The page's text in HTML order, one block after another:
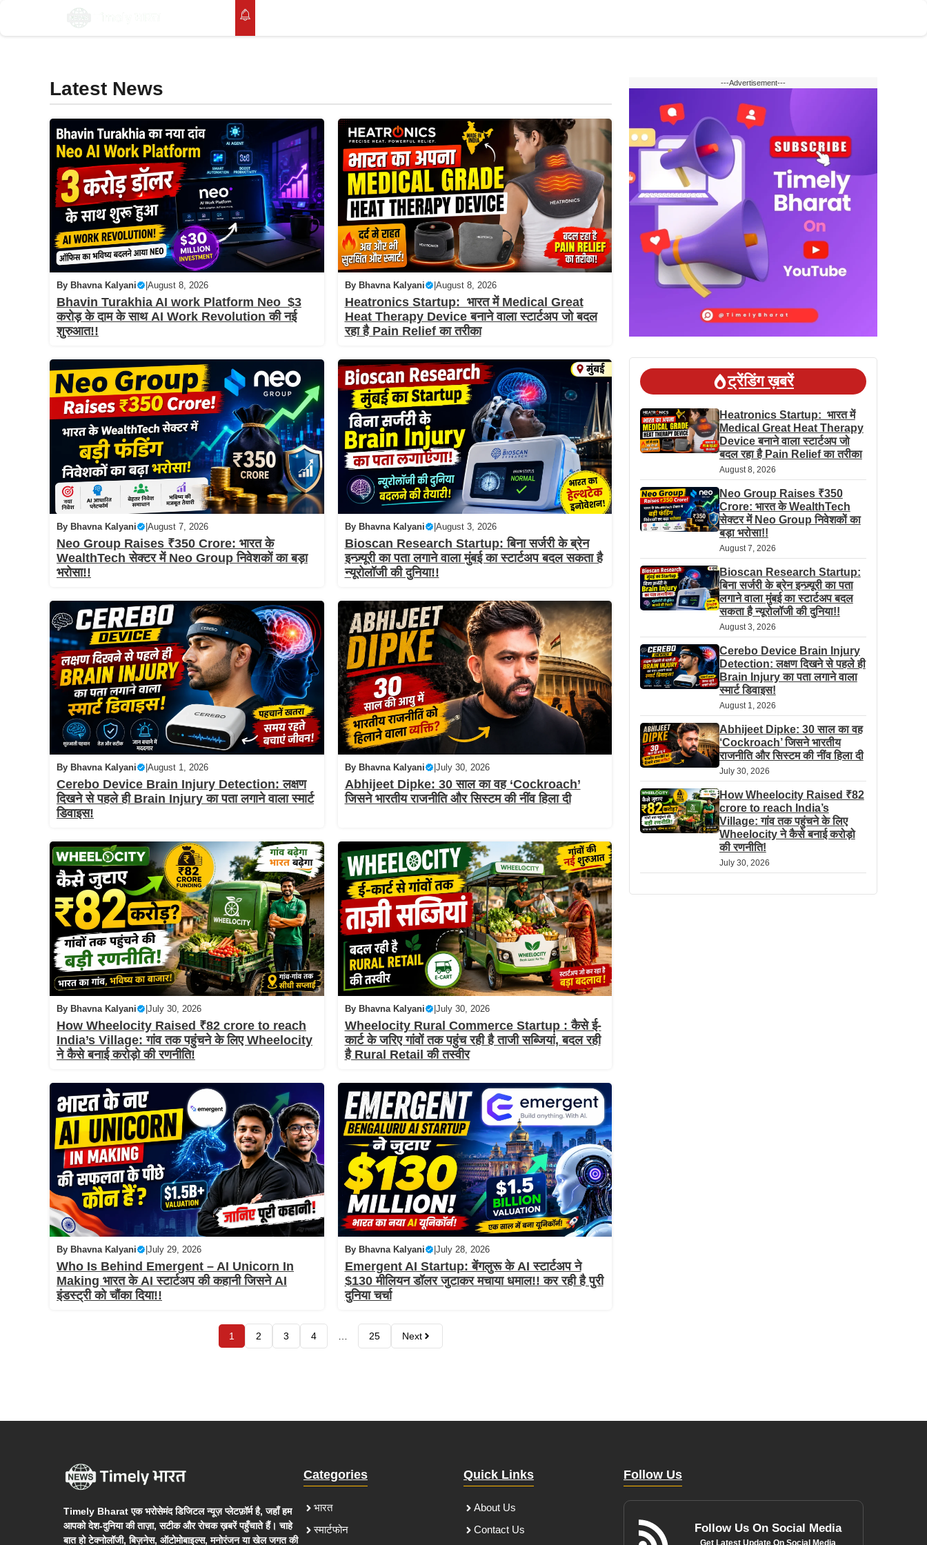
to
Latest News
By Bhavna Kalyani August 8, 2026
Bhavin Turakhia AI work Platform Neo $3
करोड़ के दाम के साथ AI Work Revolution की नई
शुरुआत!!
By Bhavna Kalyani | August 8, 2026
Heatronics Startup: भारत में Medical Great
Heat Therapy Device बनाने वाला स्टार्टअप जो बदल
रहा है Pain Relief का तरीका
By Bhavna Kalyani |August 7, 2026
Neo Group Raises ₹350 Crore: भारत के
WealthTech सेक्टर में Neo Group निवेशकों का बड़ा
भरोसा!!
By Bhavna Kalyani |August 3, 2026
Bioscan Research Startup: बिना सर्जरी के ब्रेन
इन्ज़्यूरी का पता लगाने वाला मुंबई का स्टार्टअप बदल सकता है
न्यूरोलॉजी की दुनिया!!
By Bhavna Kalyani August 1, 2026
Cerebo Device Brain Injury Detection: लक्षण
दिखने से पहले ही Brain Injury का पता लगाने वाला स्मार्ट
डिवाइस!
By Bhavna Kalyani | July 30, 2026
Abhijeet Dipke: 30 साल का वह ‘Cockroach’
जिसने भारतीय राजनीति और सिस्टम की नींव हिला दी
By Bhavna Kalyani July 30, 2026
How Wheelocity Raised ₹82 crore to reach
India’s Village: गांव तक पहुंचने के लिए Wheelocity
ने कैसे बनाई करोड़ो की रणनीति!
By Bhavna Kalyani | July 30, 2026
Wheelocity Rural Commerce Startup : कैसे ई-
कार्ट के जरिए गांवों तक पहुंच रही है ताजी सब्जियां, बदल रही
है Rural Retail की तस्वीर
By Bhavna Kalyani July 29, 2026
Who Is Behind Emergent – AI Unicorn In
Making भारत के AI स्टार्टअप की कहानी जिसने AI
इंडस्ट्री को चौंका दिया!!
By Bhavna Kalyani | July 28, 2026
Emergent AI Startup: बेंगलुरू के AI स्टार्टअप ने
$130 मीलियन डॉलर जुटाकर मचाया धमाल!! कर रही है पुरी
दुनिया चर्चा
1 2 3 4 … 25 Next
---Advertisement---
ट्रेंडिंग ख़बरें
Heatronics Startup: भारत में
Medical Great Heat Therapy
Device बनाने वाला स्टार्टअप जो
बदल रहा है Pain Relief का तरीका
August 8, 2026
Neo Group Raises ₹350
Crore: भारत के WealthTech
सेक्टर में Neo Group निवेशकों का
बड़ा भरोसा!!
August 7, 2026
Bioscan Research Startup:
बिना सर्जरी के ब्रेन इन्ज़्यूरी का पता
लगाने वाला मुंबई का स्टार्टअप बदल
सकता है न्यूरोलॉजी की दुनिया!!
August 3, 2026
Cerebo Device Brain Injury
Detection: लक्षण दिखने से पहले ही
Brain Injury का पता लगाने वाला
स्मार्ट डिवाइस!
August 1, 2026
Abhijeet Dipke: 30 साल का वह
‘Cockroach’ जिसने भारतीय
राजनीति और सिस्टम की नींव हिला दी
July 30, 2026
How Wheelocity Raised ₹82
crore to reach India’s
Village: गांव तक पहुंचने के लिए
Wheelocity ने कैसे बनाई करोड़ो
की रणनीति!
July 30, 2026
Timely Bharat एक भरोसेमंद डिजिटल न्यूज़ प्लेटफ़ॉर्म है, जहाँ हम
आपको देश-दुनिया की ताज़ा, सटीक और रोचक ख़बरें पहुँचाते हैं। चाहे
बात हो टेक्नोलॉजी, बिज़नेस, ऑटोमोबाइल्स, मनोरंजन या खेल जगत की
Categories
भारत
स्मार्टफोन
Quick Links
About Us
Contact Us
Follow Us
Follow Us On Social Media
Get Latest Update On Social Media